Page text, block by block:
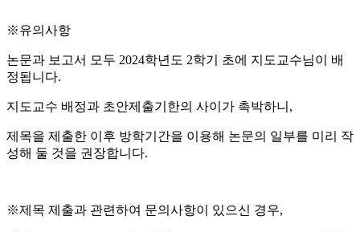
※유의사항
논문과 보고서 모두 2024학년도 2학기 초에 지도교수님이 배
정됩니다.
지도교수 배정과 초안제출기한의 사이가 촉박하니,
제목을 제출한 이후 방학기간을 이용해 논문의 일부를 미리 작
성해 둘 것을 권장합니다.
※제목 제출과 관련하여 문의사항이 있으신 경우,